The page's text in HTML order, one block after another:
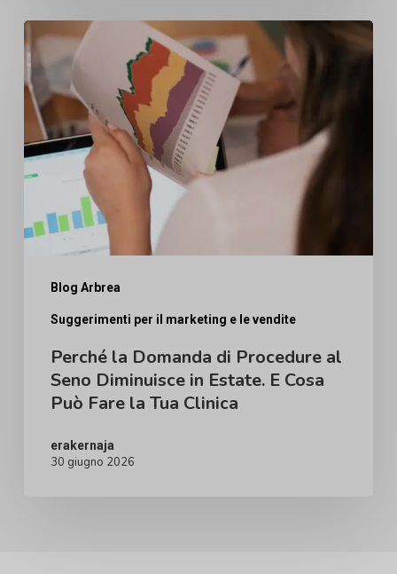
Blog Arbrea
Suggerimenti per il marketing e le vendite
Perché
la
Domanda
Procedure
al
Diminuisce
Estate.
CosaPerché la Domanda di Procedure al
Seno Diminuisce in Estate. E Cosa
Può Fare la Tua Clinica
erakernaja
30 giugno 2026